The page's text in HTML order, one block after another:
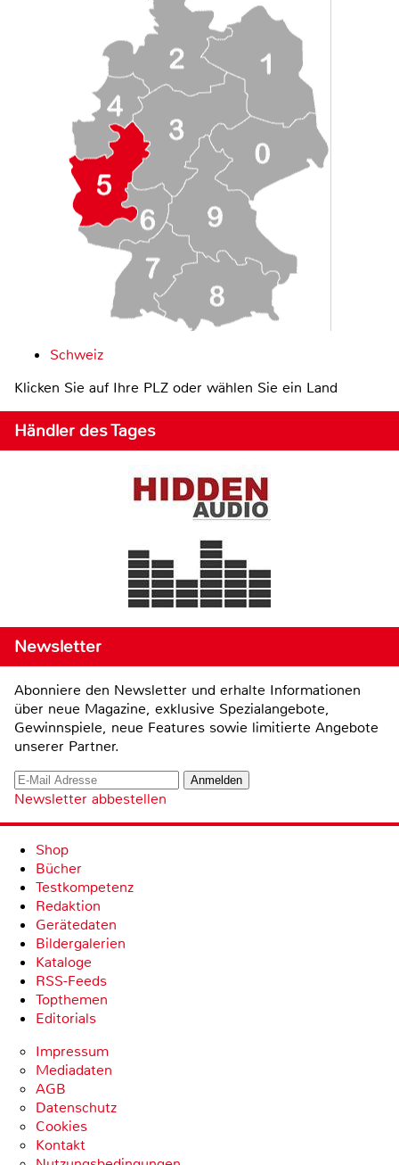
Schweiz
Klicken Sie auf Ihre PLZ oder wählen Sie ein Land
Händler des Tages
Newsletter
Abonniere den Newsletter und erhalte Informationen
über neue Magazine, exklusive Spezialangebote,
Gewinnspiele, neue Features sowie limitierte Angebote
unserer Partner.
Newsletter abbestellen
Shop
Bücher
Testkompetenz
Redaktion
Gerätedaten
Bildergalerien
Kataloge
RSS-Feeds
Topthemen
Editorials
Impressum
Mediadaten
AGB
Datenschutz
Cookies
Kontakt